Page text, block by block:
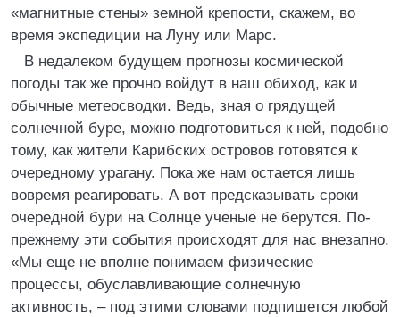
«магнитные стены» земной крепости, скажем, во
время экспедиции на Луну или Марс.
В недалеком будущем прогнозы космической
погоды так же прочно войдут в наш обиход, как и
обычные метеосводки. Ведь, зная о грядущей
солнечной буре, можно подготовиться к ней, подобно
тому, как жители Карибских островов готовятся к
очередному урагану. Пока же нам остается лишь
вовремя реагировать. А вот предсказывать сроки
очередной бури на Солнце ученые не берутся. По-
прежнему эти события происходят для нас внезапно.
«Мы еще не вполне понимаем физические
процессы, обуславливающие солнечную
активность, – под этими словами подпишется любой